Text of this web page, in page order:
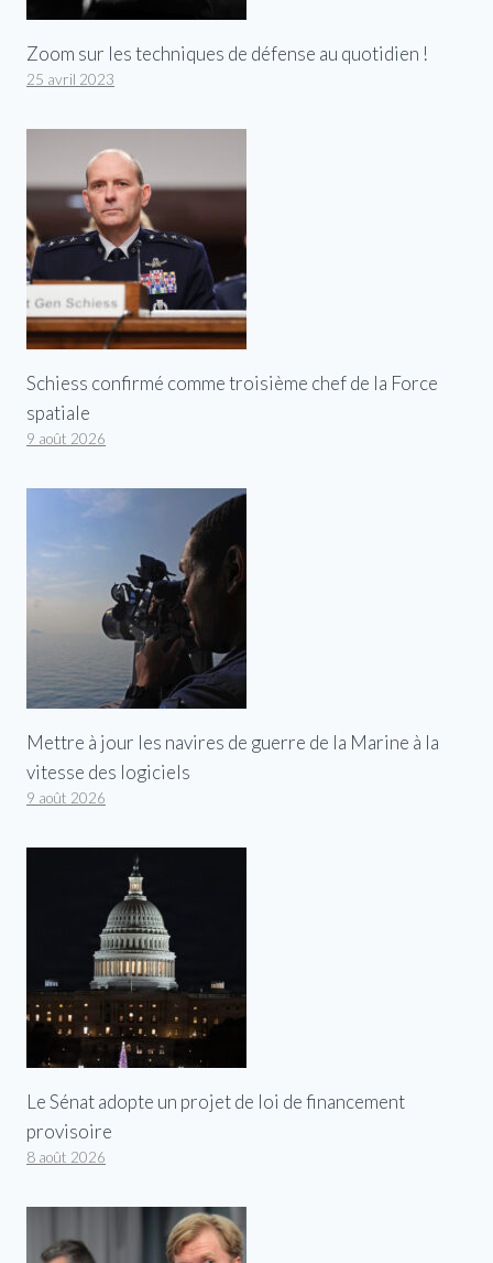
Zoom sur les techniques de défense au quotidien !
25 avril 2023
Schiess confirmé comme troisième chef de la Force
spatiale
9 août 2026
Mettre à jour les navires de guerre de la Marine à la
vitesse des logiciels
9 août 2026
Le Sénat adopte un projet de loi de financement
provisoire
8 août 2026